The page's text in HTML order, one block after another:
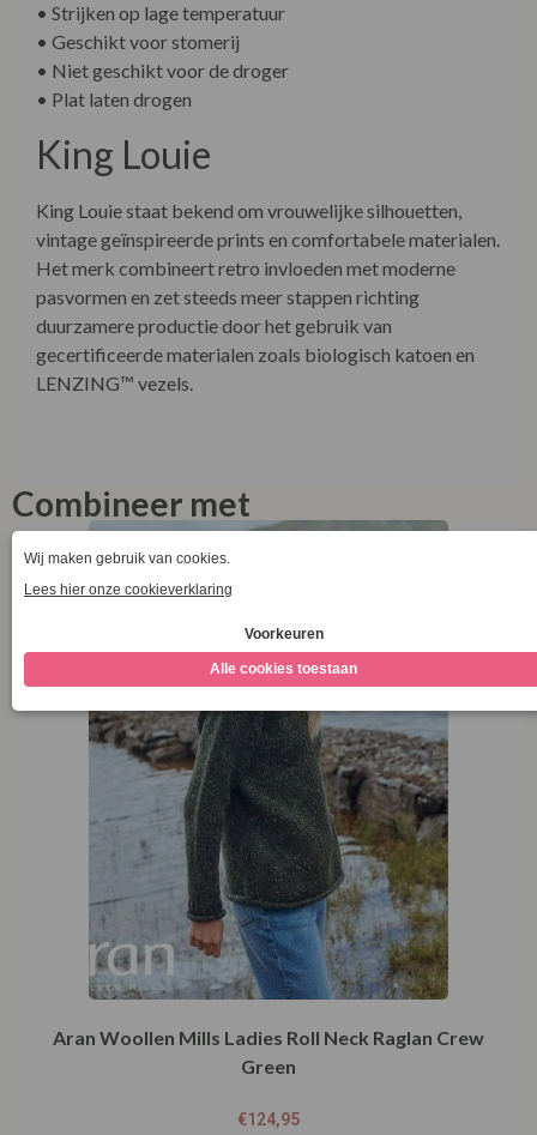
• Strijken op lage temperatuur
• Geschikt voor stomerij
• Niet geschikt voor de droger
• Plat laten drogen
King Louie
King Louie staat bekend om vrouwelijke silhouetten,
vintage geïnspireerde prints en comfortabele materialen.
Het merk combineert retro invloeden met moderne
pasvormen en zet steeds meer stappen richting
duurzamere productie door het gebruik van
gecertificeerde materialen zoals biologisch katoen en
LENZING™ vezels.
Combineer met
Aran Woollen Mills Ladies Roll Neck Raglan Crew
Green
€124,95